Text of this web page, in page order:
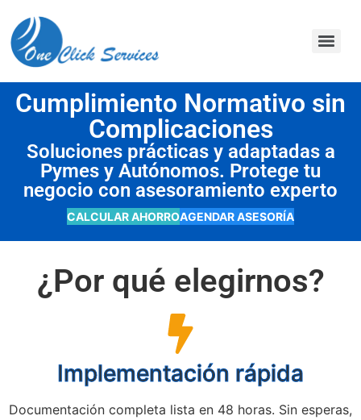
Cumplimiento Normativo sin
Complicaciones
Soluciones prácticas y adaptadas a
Pymes y Autónomos. Protege tu
negocio con asesoramiento experto
CALCULAR AHORROAGENDAR ASESORÍA
¿Por qué elegirnos?
Implementación rápida
Documentación completa lista en 48 horas. Sin esperas,